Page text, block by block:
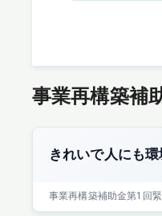
事業再構築補
きれいで人にも
事業再構築補助金第1回